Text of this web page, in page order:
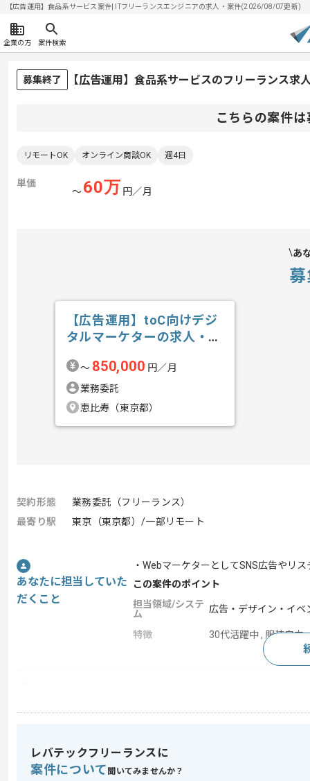
【広告運用】食品系サービス案件| ITフリーランスエンジニアの求人・案件(2026/08/07更新)
企業の方 案件検索
募集終了 【広告運用】食品系サービスのフリーランス求
こちらの案件
リモートOK オンライン商談OK 週4日
単価
〜60万 円／月
あ
【広告運用】toC向けデジ
タルマーケターの求人・案
〜 850,000 円／月
業務委託
恵比寿（東京都）
契約形態
業務委託（フリーランス）
最寄り駅
東京（東京都）/一部リモート
あなたに担当していた
だくこと
・WebマーケターとしてSNS広告やリ
この案件のポイント
担当領域/システ
ム
広告・デザイン・イベ
特徴 30代活躍中 , 服装自由
・SEO広告運用経験
レバテックフリーランスに
案件について 聞いてみませんか？